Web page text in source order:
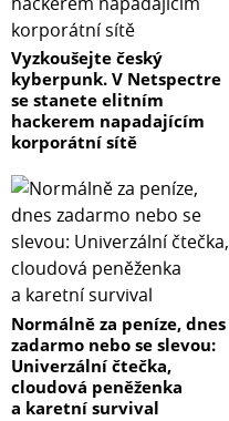
Vyzkoušejte český
kyberpunk. V Netspectre
se stanete elitním
hackerem napadajícím
korporátní sítě
Normálně za peníze, dnes
zadarmo nebo se slevou:
Univerzální čtečka,
cloudová peněženka
a karetní survival